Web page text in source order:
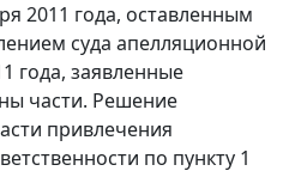
2011 года, оставленным
суда апелляционной
года, заявленные
части. Решение
привлечения
по пункту 1